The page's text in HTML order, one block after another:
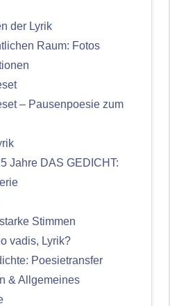
der Lyrik
Raum: Fotos
– Pausenpoesie zum
Jahre DAS GEDICHT:
Stimmen
vadis, Lyrik?
Poesietransfer
& Allgemeines